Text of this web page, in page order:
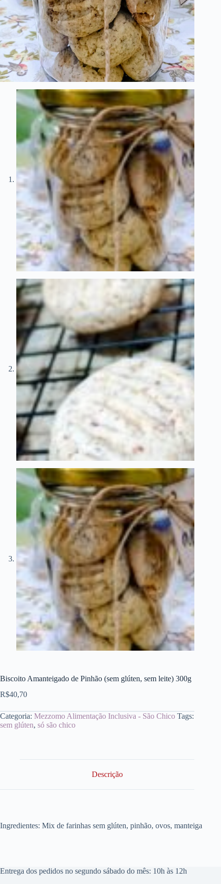
Biscoito Amanteigado de Pinhão (sem glúten, sem leite) 300g
R$40,70
Categoria: Mezzomo Alimentação Inclusiva - São Chico Tags:
sem glúten, só são chico
Descrição
Ingredientes: Mix de farinhas sem glúten, pinhão, ovos, manteiga
Entrega dos pedidos no segundo sábado do mês: 10h às 12h